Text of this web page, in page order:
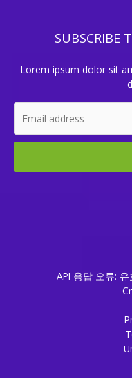
SUBSCRIBE
Lorem ipsum dolor sit
API 응답 오류: